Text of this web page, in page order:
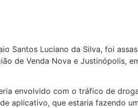
Santos Luciano da Silva, foi
de Venda Nova e Justinópolis,
envolvido com o tráfico de
aplicativo, que estaria fazendo